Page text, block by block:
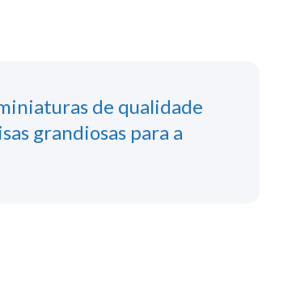
de qualidade
grandiosas para a